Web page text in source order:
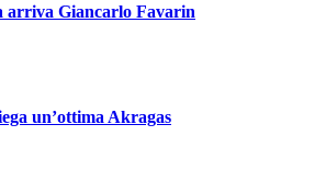
arriva Giancarlo Favarin
un’ottima Akragas